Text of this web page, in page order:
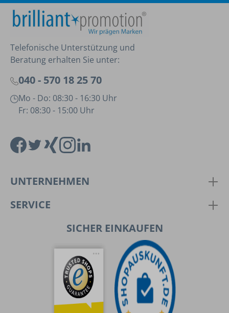
Telefonische Unterstützung und
Beratung erhalten Sie unter:
040 - 570 18 25 70
Mo - Do: 08:30 - 16:30 Uhr
Fr: 08:30 - 15:00 Uhr
UNTERNEHMEN
SERVICE
SICHER EINKAUFEN